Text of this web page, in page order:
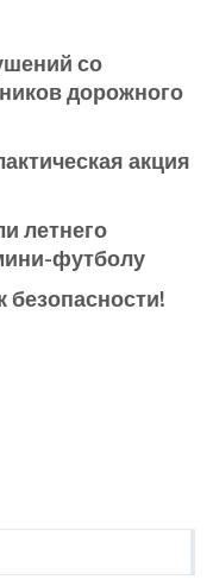
со
дорожного
акция
летнего
футболу
безопасности!